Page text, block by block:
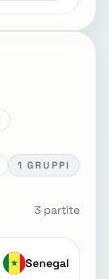
1 GRUPPI
3 partite
Senegal